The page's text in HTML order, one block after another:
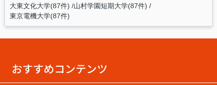
大東文化大学(87件) 山村学園短期大学(87件)
東京電機大学(87件)
おすすめコンテンツ